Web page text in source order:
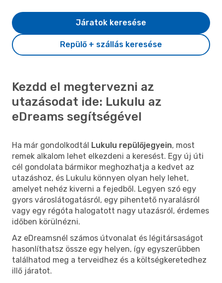
Repülő + szállás keresése
Járatok keresése
Kezdd el megtervezni az
utazásodat ide: Lukulu az
eDreams segítségével
Ha már gondolkodtál Lukulu repülőjegyein, most
remek alkalom lehet elkezdeni a keresést. Egy új úti
cél gondolata bármikor meghozhatja a kedvet az
utazáshoz, és Lukulu könnyen olyan hely lehet,
amelyet nehéz kiverni a fejedből. Legyen szó egy
gyors városlátogatásról, egy pihentető nyaralásról
vagy egy régóta halogatott nagy utazásról, érdemes
időben körülnézni.
Az eDreamsnél számos útvonalat és légitársaságot
hasonlíthatsz össze egy helyen, így egyszerűbben
találhatod meg a terveidhez és a költségkeretedhez
illő járatot.